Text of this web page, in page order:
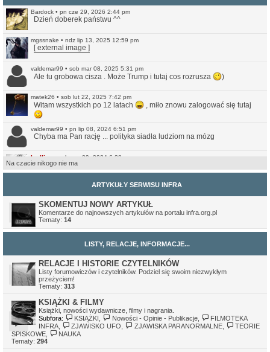
Bardock • pn cze 29, 2026 2:44 pm
Dzień doberek państwu ^^
mgssnake • ndz lip 13, 2025 12:59 pm
[ external image ]
valdemar99 • sob mar 08, 2025 5:31 pm
Ale tu grobowa cisza . Może Trump i tutaj cos rozrusza )
matek26 • sob lut 22, 2025 7:42 pm
Witam wszystkich po 12 latach , miło znowu zalogować się tutaj
valdemar99 • pn lip 08, 2024 6:51 pm
Chyba ma Pan rację ... polityka siadła ludziom na mózg
Ivellios sob cze 29, 2024 6:38 pm
Raczej wątpię. Ale przynajmniej jest teraz bardziej przystępna do
czytania na smartfonach. Nie jest może idealna, ale lepsze (a na
pewno czytelniejsze) to niż to co było wcześniej.
valdemar99•ndz cze 16, 2024 7:56 am
Może strona odżyje
Northwood
No i pięknie.
Przekonwertowałem Infrę na WordPressa:https://www.infra.org.pl/
Ivellios •sob gru 24, 2022 11:41 pm
Działają tylko awatary, które były wgrane na serwer. Awatary z
zewnętrznych serwerów mogą nie działać, z tego względu, że
serwery, na których były hostowane, zniknęły.
Na czacie nikogo nie ma
ARTYKUŁY SERWISU INFRA
SKOMENTUJ NOWY ARTYKUŁ
Komentarze do najnowszych artykułów na portalu infra.org.pl
Tematy: 14
LISTY, RELACJE, INFORMACJE...
RELACJE I HISTORIE CZYTELNIKÓW
Listy forumowiczów i czytelników. Podziel się swoim niezwykłym
przeżyciem!
Tematy: 313
KSIĄŻKI & FILMY
Książki, nowości wydawnicze, filmy i nagrania.
Subfora:
KSIĄŻKI Nowości - Opinie - Publikacje,
FILMOTEKA
INFRA
ZJAWISKO UFO ZJAWISKA PARANORMALNE,
TEORIE
SPISKOWE
NAUKA
Tematy: 294